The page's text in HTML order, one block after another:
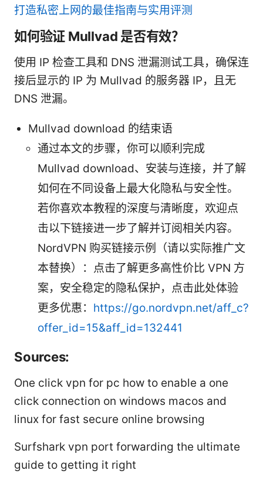
打造私密上网的最佳指南与实用评测
如何验证 Mullvad 是否有效？
使用 IP 检查工具和 DNS 泄漏测试工具，确保连
接后显示的 IP 为 Mullvad 的服务器 IP，且无
DNS 泄漏。
Mullvad download 的结束语
通过本文的步骤，你可以顺利完成
Mullvad download、安装与连接，并了解
如何在不同设备上最大化隐私与安全性。
若你喜欢本教程的深度与清晰度，欢迎点
击以下链接进一步了解并订阅相关内容。
NordVPN 购买链接示例（请以实际推广文
本替换）：点击了解更多高性价比 VPN 方
案，安全稳定的隐私保护，点击此处体验
更多优惠： https://go.nordvpn.net/aff_c?
offer_id=15&aff_id=132441
Sources:
One click vpn for pc how to enable a one
click connection on windows macos and
linux for fast secure online browsing
Surfshark vpn port forwarding the ultimate
guide to getting it right